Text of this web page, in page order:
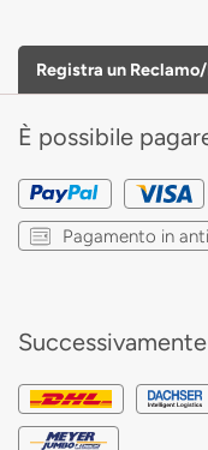
Registra un
È possibile
Pagamento in
Successivamente